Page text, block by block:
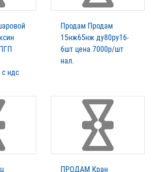
ндс
Продам Продам
15нж65нж ду80ру16-
6шт цена 7000р/шт
нал.
ПРОДАМ Кран